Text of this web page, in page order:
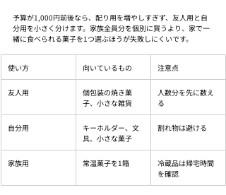
予算が1,000円前後なら、配り用を増やしすぎず、友人用と自
分用を小さく分けます。家族全員分を個別に買うより、家で一
緒に食べられる菓子を1つ選ぶほうが失敗しにくいです。
使い方 向いているもの 注意点
友人用
個包装の焼き菓
子、小さな雑貨
人数分を先に数え
る
自分用
キーホルダー、文
具、小さな菓子
割れ物は避ける
家族用 常温菓子を1箱
冷蔵品は帰宅時間
を確認